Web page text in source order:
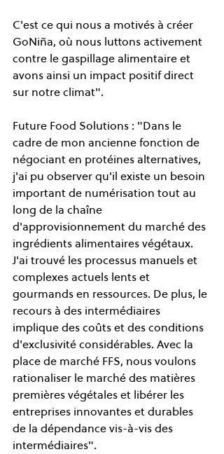
C'est ce qui nous a motivés à créer
GoNiña, où nous luttons activement
contre le gaspillage alimentaire et
avons ainsi un impact positif direct
sur notre climat".
Future Food Solutions : "Dans le
cadre de mon ancienne fonction de
négociant en protéines alternatives,
j'ai pu observer qu'il existe un besoin
important de numérisation tout au
long de la chaîne
d'approvisionnement du marché des
ingrédients alimentaires végétaux.
J'ai trouvé les processus manuels et
complexes actuels lents et
gourmands en ressources. De plus, le
recours à des intermédiaires
implique des coûts et des conditions
d'exclusivité considérables. Avec la
place de marché FFS, nous voulons
rationaliser le marché des matières
premières végétales et libérer les
entreprises innovantes et durables
de la dépendance vis-à-vis des
intermédiaires".